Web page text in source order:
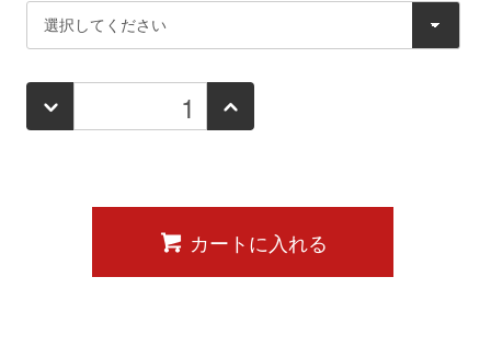
カートに入れる